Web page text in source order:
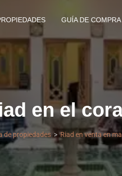
GUÍA DE
en el
de propiedades Riad en venta en